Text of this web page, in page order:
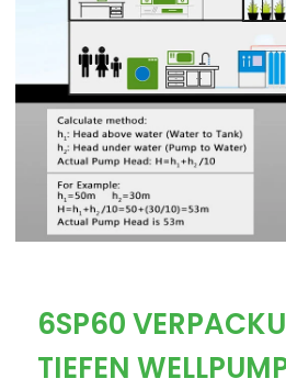
6SP60
TIEFEN